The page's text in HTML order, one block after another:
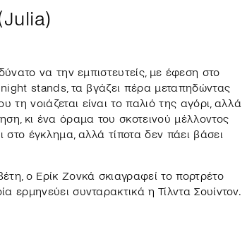
να την εμπιστευτείς, με έφεση στο
stands, τα βγάζει πέρα μεταπηδώντας
νοιάζεται είναι το παλιό της αγόρι, αλλά
κι ένα όραμα του σκοτεινού μέλλοντος
στο έγκλημα, αλλά τίποτα δεν πάει βάσει
ο Ερίκ Ζονκά σκιαγραφεί το πορτρέτο
ερμηνεύει συνταρακτικά η Τίλντα Σουίντον.